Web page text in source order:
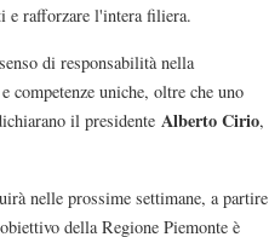
e rafforzare l'intera filiera.
di responsabilità nella
competenze uniche, oltre che uno
il presidente Alberto Cirio,
nelle prossime settimane, a partire
della Regione Piemonte è